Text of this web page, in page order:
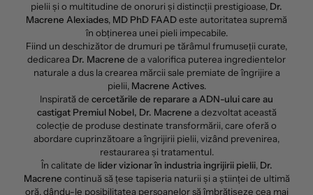
pielii și o multitudine de onoruri și distincții prestigioase, Dr.
Macrene Alexiades, MD PhD FAADeste autoritatea supremă
în obținerea unei pieli impecabile.
Fiind un deschizător de drumuri pe tărâmul frumuseții curate,
dedicarea Dr. Macrene de a valorifica puterea ingredientelor
naturale a dus la crearea mărcii sale premiate de îngrijire a
pielii, Macrene Actives.
Inspirată de cercetările de reparare a ADN-ului care au
castigat Premiul Nobel, Dr. Macrene a dezvoltat această
colecție de produse destinate transformării, care oferă o
abordare cuprinzătoare a îngrijirii pielii, vizând prevenirea,
restaurarea și tratamentul.
În calitate de lider vizionar în industria ingrijirii pielii, Dr.
Macrene continuă să țese tapiseria naturii și a științei de ultimă
oră, dându-le posibilitatea persoanelor să îmbrățișeze cea mai